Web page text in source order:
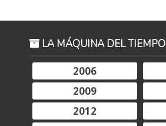
LA MÁQUINA DEL TIEMPO
2006
2009
2012